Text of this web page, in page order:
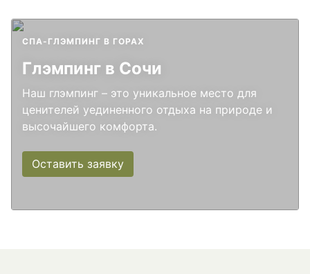
СПА-ГЛЭМПИНГ В ГОРАХ
Глэмпинг в Сочи
Наш глэмпинг – это уникальное место для
ценителей уединенного отдыха на природе и
высочайшего комфорта.
Оставить заявку